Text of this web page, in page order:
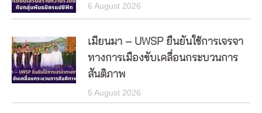
6 August 2026
เมียนมา – UWSP ยืนยันใช้การเจรจา
ทางการเมืองขับเคลื่อนกระบวนการ
สันติภาพ
5 August 2026